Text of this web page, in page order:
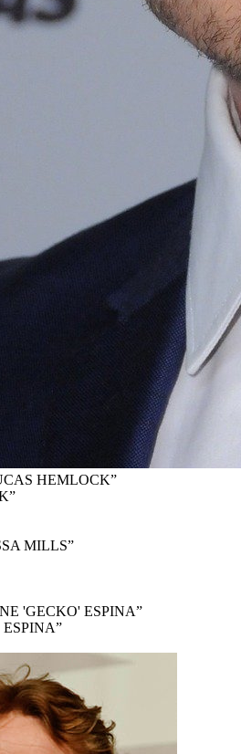
HEMLOCK”
MILLS”
'GECKO' ESPINA”